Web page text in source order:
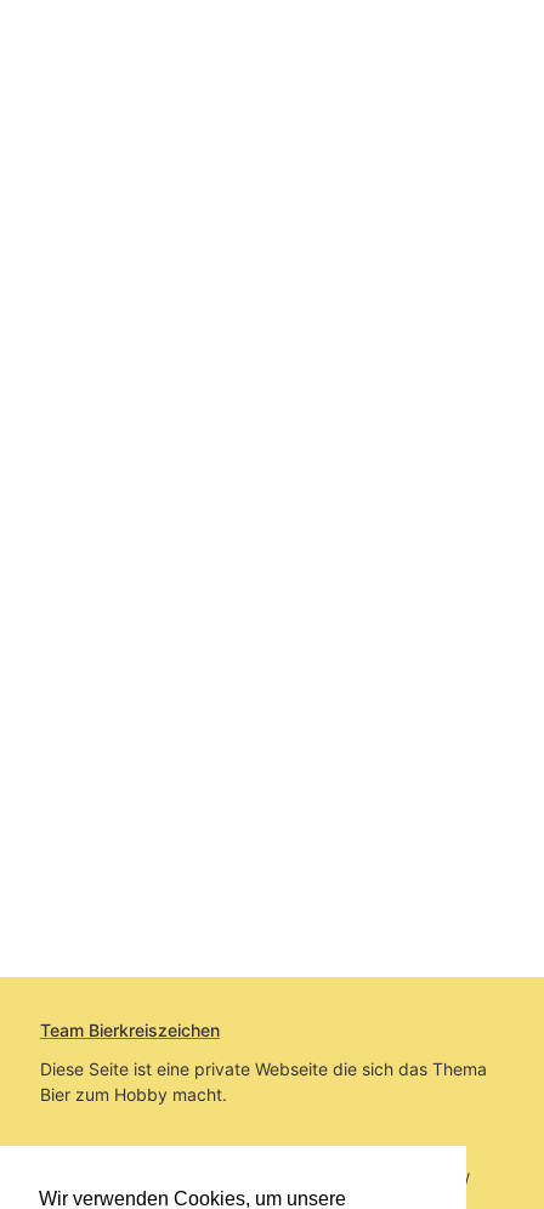
Wir verwenden Cookies, um unsere
Team Bierkreiszeichen
Diese Seite ist eine private Webseite die sich das Thema
Bier zum Hobby macht.
Sie befinden sich auf https://www.bierkreiszeichen.at/